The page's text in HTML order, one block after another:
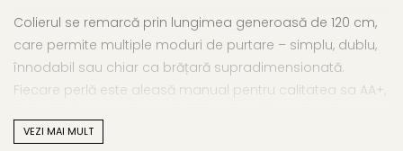
Colierul se remarcă prin lungimea generoasă de 120 cm,
care permite multiple moduri de purtare – simplu, dublu,
înnodabil sau chiar ca brățară supradimensionată.
Fiecare perlă este aleasă manual pentru calitatea sa AA+,
siguranță și eleganță, completând perfect designul.
VEZI MAI MULT